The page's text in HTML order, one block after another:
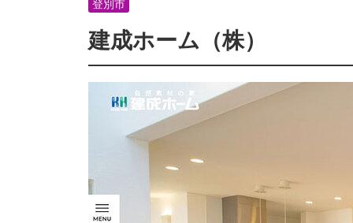
登別市
建成ホーム（株）